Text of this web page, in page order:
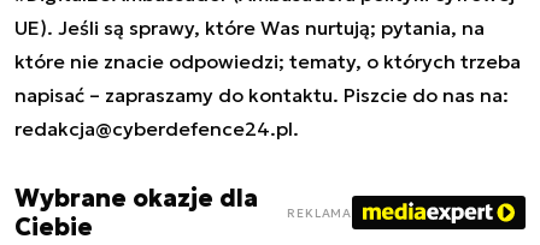
UE). Jeśli są sprawy, które Was nurtują; pytania, na
które nie znacie odpowiedzi; tematy, o których trzeba
napisać – zapraszamy do kontaktu. Piszcie do nas na:
redakcja@cyberdefence24.pl.
Wybrane okazje dla
Ciebie
REKLAMA